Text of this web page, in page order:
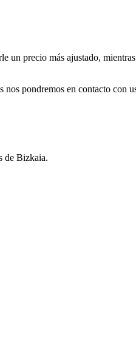
un precio más ajustado,
pondremos en contacto con
de Bizkaia.